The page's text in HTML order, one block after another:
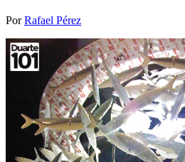
PorRafael Pérez